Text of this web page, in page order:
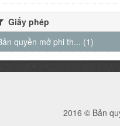
Giấy phép
quyền mở phi th... (1)
2016 © Bản